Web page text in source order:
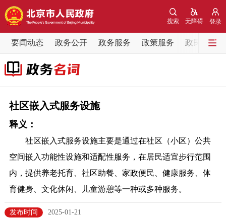
登录
无障碍
搜索
要闻动态 政务公开 政务服务 政策服务 政民互动
要闻动态
党中央精神
各区热点
政务公开
市领导 机构职能 政策服务
政策兑现
社区嵌入式服务设施
释义：
社区嵌入式服务设施主要是通过在社区（小区）公共
空间嵌入功能性设施和适配性服务，在居民适宜步行范围
内，提供养老托育、社区助餐、家政便民、健康服务、体
育健身、文化休闲、儿童游憩等一种或多种服务。
发布时间
2025-01-21